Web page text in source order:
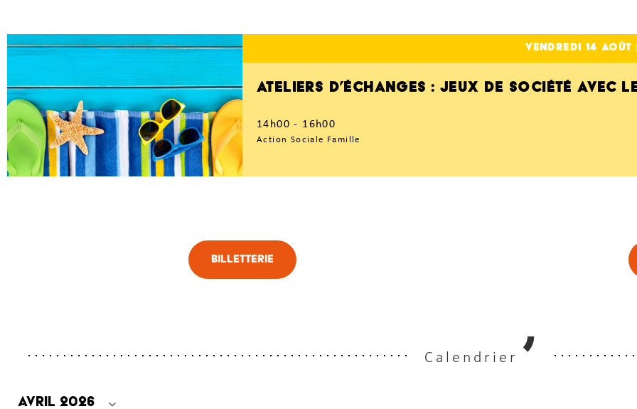
vendredi 14Août
ATELIERS D’ÉCHANGES : JEUX DE SOCIÉTÉ AVEC
14h00 - 16h00
Action Sociale Famille
Billetterie
Calendrier